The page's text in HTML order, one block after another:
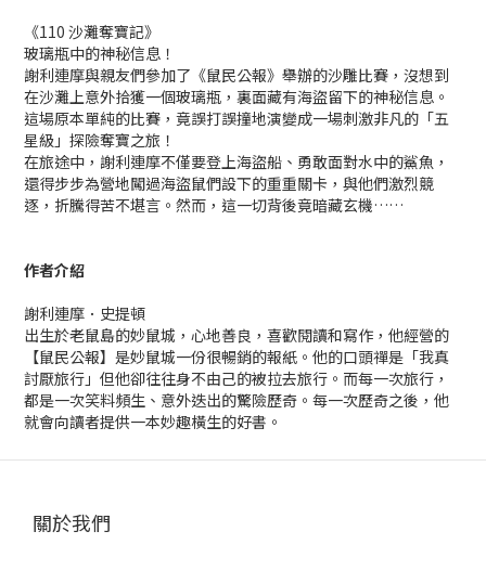
《110 沙灘奪寶記》
玻璃瓶中的神秘信息！
謝利連摩與親友們參加了《鼠民公報》舉辦的沙雕比賽，沒想到
在沙灘上意外拾獲一個玻璃瓶，裏面藏有海盜留下的神秘信息。
這場原本單純的比賽，竟誤打誤撞地演變成一場刺激非凡的「五
星級」探險奪寶之旅！
在旅途中，謝利連摩不僅要登上海盜船、勇敢面對水中的鯊魚，
還得步步為營地闖過海盜鼠們設下的重重關卡，與他們激烈競
逐，折騰得苦不堪言。然而，這一切背後竟暗藏玄機……
作者介紹
謝利連摩．史提頓
出生於老鼠島的妙鼠城，心地善良，喜歡閱讀和寫作，他經營的
【鼠民公報】是妙鼠城一份很暢銷的報紙。他的口頭禪是「我真
討厭旅行」但他卻往往身不由己的被拉去旅行。而每一次旅行，
都是一次笑料頻生、意外迭出的驚險歷奇。每一次歷奇之後，他
就會向讀者提供一本妙趣橫生的好書。
關於我們